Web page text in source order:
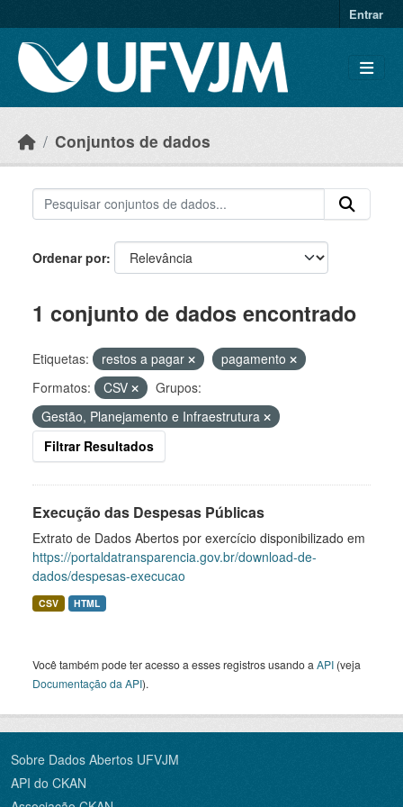
Entrar
Conjuntos de dados
Ordenar por
1 conjunto de dados encontrado
Etiquetas: restos a pagar
pagamento
Formatos:
CSV
Grupos:
Gestão, Planejamento e Infraestrutura
Filtrar Resultados
Execução das Despesas Públicas
Extrato de Dados Abertos por exercício disponibilizado em
https://portaldatransparencia.gov.br/download-de-
dados/despesas-execucao
CSV HTML
Você também pode ter acesso a esses registros usando a API (veja
Documentação da API).
Sobre Dados Abertos UFVJM
API do CKAN